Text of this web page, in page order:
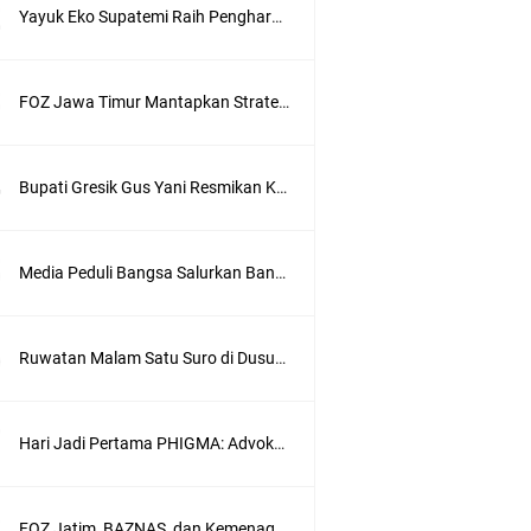
Yayuk Eko Supatemi Raih Penghargaan IGA Jatim, Inovasi Wayang Kulit untuk Anak Berkebutuhan Khusus
FOZ Jawa Timur Mantapkan Strategi Semester II 2026, Fokus pada Penguatan SDM Amil dan Kolaborasi BerdampakNarasi
Bupati Gresik Gus Yani Resmikan Kantor Desa Sidoraharjo: Simbol Komitmen Pelayanan Publik dan Kepedulian Sosial
Media Peduli Bangsa Salurkan Bantuan Alat Bantu Jalan untuk Lansia
Ruwatan Malam Satu Suro di Dusun Kedungsekar Lor, Tradisi Luhur yang Terus Istiqomah
Hari Jadi Pertama PHIGMA: Advokat dan LBH Perkuat Soliditas di Jakarta